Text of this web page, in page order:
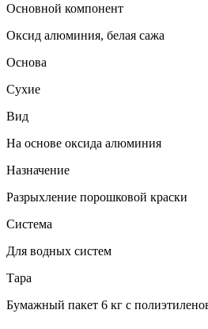
Основной компонент
Оксид алюминия, белая сажа
Основа
Сухие
Вид
На основе оксида алюминия
Назначение
Разрыхление порошковой краски
Система
Для водных систем
Тара
Бумажный пакет 6 кг с